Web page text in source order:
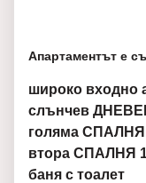
Апартаментът е
широко входно
слънчев
голяма СПАЛНЯ
втора СПАЛНЯ
баня с тоалет